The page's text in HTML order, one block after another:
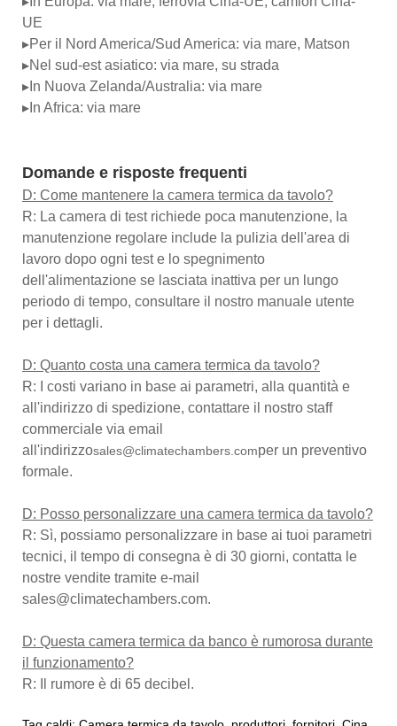
UE
▸Per il Nord America/Sud America: via mare, Matson
▸Nel sud-est asiatico: via mare, su strada
▸In Nuova Zelanda/Australia: via mare
▸In Africa: via mare
Domande e risposte frequenti
D: Come mantenere la camera termica da tavolo?
R: La camera di test richiede poca manutenzione, la
manutenzione regolare include la pulizia dell'area di
lavoro dopo ogni test e lo spegnimento
dell'alimentazione se lasciata inattiva per un lungo
periodo di tempo, consultare il nostro manuale utente
per i dettagli.
D: Quanto costa una camera termica da tavolo?
R: I costi variano in base ai parametri, alla quantità e
all'indirizzo di spedizione, contattare il nostro staff
commerciale via email
all'indirizzosales@climatechambers.comper un preventivo
formale.
D: Posso personalizzare una camera termica da tavolo?
R: Sì, possiamo personalizzare in base ai tuoi parametri
tecnici, il tempo di consegna è di 30 giorni, contatta le
nostre vendite tramite e-mail
sales@climatechambers.com.
D: Questa camera termica da banco è rumorosa durante
il funzionamento?
R: Il rumore è di 65 decibel.